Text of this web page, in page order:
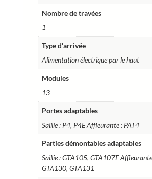
Nombre de travées
1
Type d'arrivée
Alimentation électrique par le haut
Modules
13
Portes adaptables
Saillie : P4, P4E Affleurante : PAT4
Parties démontables adaptables
Saillie : GTA105, GTA107E
GTA130, GTA131